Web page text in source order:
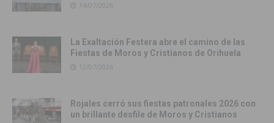
14/07/2026
La Exaltación Festera abre el camino de las
Fiestas de Moros y Cristianos de Orihuela
12/07/2026
Rojales cerró sus fiestas patronales 2026 con
un brillante desfile de Moros y Cristianos